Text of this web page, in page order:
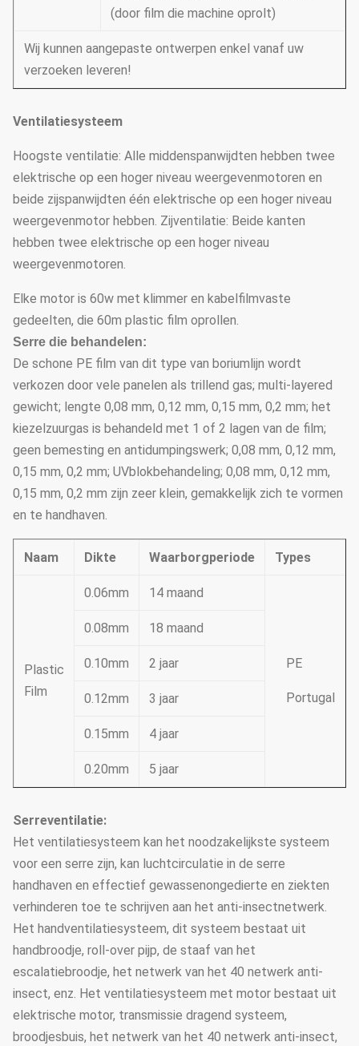
(door film die machine oprolt)
Wij kunnen aangepaste ontwerpen enkel vanaf uw
verzoeken leveren!
Ventilatiesysteem
Hoogste ventilatie: Alle middenspanwijdten hebben twee
elektrische op een hoger niveau weergevenmotoren en
beide zijspanwijdten één elektrische op een hoger niveau
weergevenmotor hebben. Zijventilatie: Beide kanten
hebben twee elektrische op een hoger niveau
weergevenmotoren.
Elke motor is 60w met klimmer en kabelfilmvaste
gedeelten, die 60m plastic film oprollen.
Serre die behandelen:
De schone PE film van dit type van boriumlijn wordt
verkozen door vele panelen als trillend gas; multi-layered
gewicht; lengte 0,08 mm, 0,12 mm, 0,15 mm, 0,2 mm; het
kiezelzuurgas is behandeld met 1 of 2 lagen van de film;
geen bemesting en antidumpingswerk; 0,08 mm, 0,12 mm,
0,15 mm, 0,2 mm; UVblokbehandeling; 0,08 mm, 0,12 mm,
0,15 mm, 0,2 mm zijn zeer klein, gemakkelijk zich te vormen
en te handhaven.
Naam Dikte Waarborgperiode Types
Plastic
Film
0.06mm 14 maand
PE
Portugal
0.08mm 18 maand
0.10mm 2 jaar
0.12mm 3 jaar
0.15mm 4 jaar
0.20mm 5 jaar
Serreventilatie:
Het ventilatiesysteem kan het noodzakelijkste systeem
voor een serre zijn, kan luchtcirculatie in de serre
handhaven en effectief gewassenongedierte en ziekten
verhinderen toe te schrijven aan het anti-insectnetwerk.
Het handventilatiesysteem, dit systeem bestaat uit
handbroodje, roll-over pijp, de staaf van het
escalatiebroodje, het netwerk van het 40 netwerk anti-
insect, enz. Het ventilatiesysteem met motor bestaat uit
elektrische motor, transmissie dragend systeem,
broodjesbuis, het netwerk van het 40 netwerk anti-insect,